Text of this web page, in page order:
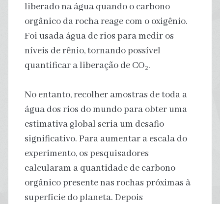
liberado na água quando o carbono
orgânico da rocha reage com o oxigênio.
Foi usada água de rios para medir os
níveis de rênio, tornando possível
quantificar a liberação de CO₂.
No entanto, recolher amostras de toda a
água dos rios do mundo para obter uma
estimativa global seria um desafio
significativo. Para aumentar a escala do
experimento, os pesquisadores
calcularam a quantidade de carbono
orgânico presente nas rochas próximas à
superfície do planeta. Depois